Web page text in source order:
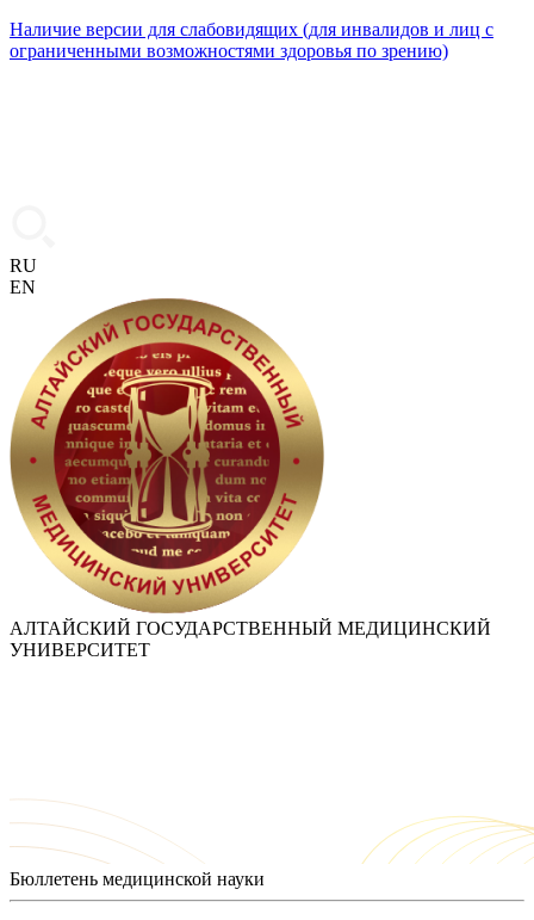
Наличие версии для слабовидящих (для инвалидов и лиц с
ограниченными возможностями здоровья по зрению)
RU
EN
АЛТАЙСКИЙ ГОСУДАРСТВЕННЫЙ МЕДИЦИНСКИЙ
УНИВЕРСИТЕТ
Бюллетень медицинской науки